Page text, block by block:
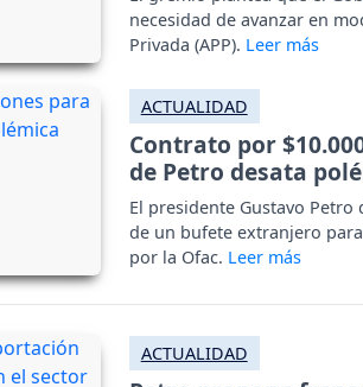
necesidad de avanzar en
Privada (APP).
ACTUALIDAD
Contrato por
de Petro desata
El presidente Gustavo
de un bufete extranjero
por la Ofac.
ACTUALIDAD